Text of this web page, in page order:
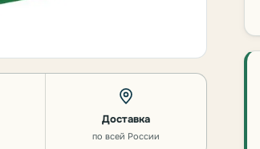
Доставка
по всей России